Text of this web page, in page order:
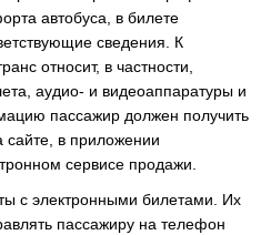
автобуса, в билете
сведения. К
относит, в частности,
аудио- и видеоаппаратуры и
пассажир должен получить
в приложении
сервисе продажи.
с электронными билетами. Их
пассажиру на телефон